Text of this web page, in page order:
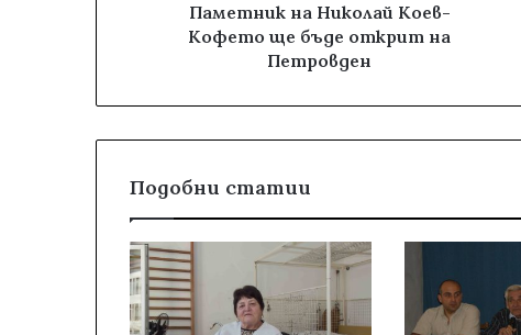
Паметник на Николай Коев-
Кофето ще бъде открит на
Петровден
Подобни статии